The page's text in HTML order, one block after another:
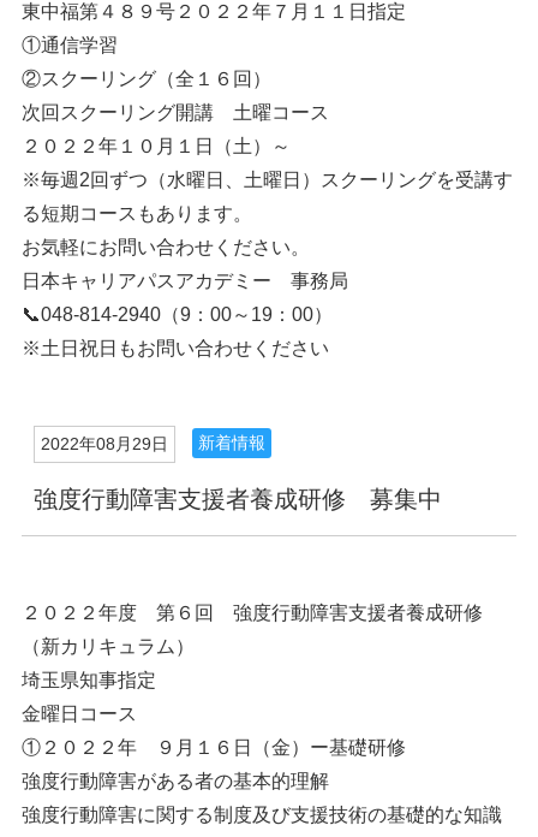
東中福第４８９号２０２２年７月１１日指定
①通信学習
②スクーリング（全１６回）
次回スクーリング開講 土曜コース
２０２２年１０月１日（土）～
※毎週2回ずつ（水曜日、土曜日）スクーリングを受講す
る短期コースもあります。
お気軽にお問い合わせください。
日本キャリアパスアカデミー 事務局
📞048-814-2940（9：00～19：00）
※土日祝日もお問い合わせください
2022年08月29日 新着情報
強度行動障害支援者養成研修 募集中
２０２２年度 第６回 強度行動障害支援者養成研修
（新カリキュラム）
埼玉県知事指定
金曜日コース
①２０２２年 ９月１６日（金）ー基礎研修
強度行動障害がある者の基本的理解
強度行動障害に関する制度及び支援技術の基礎的な知識